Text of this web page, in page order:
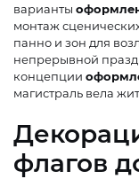
варианты
монтаж
панно и зон для
непрерывной
концепции
магистраль вела
флагов